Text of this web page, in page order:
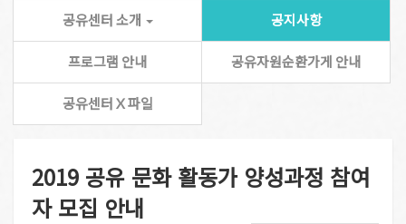
공유센터 소개 공지사항
프로그램 안내 공유자원순환가게 안내
공유센터 X 파일
2019 공유 문화 활동가 양성과정 참여
자 모집 안내